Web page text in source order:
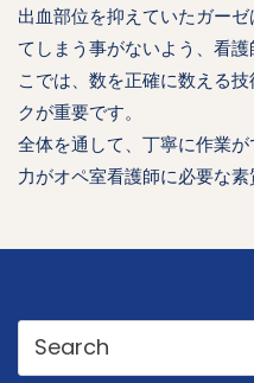
出血部位を抑えていたガー
てしまう事がないよう、看
こでは、数を正確に数える
クが重要です。
全体を通して、丁寧に作業
力がオペ室看護師に必要な素
Search
for: